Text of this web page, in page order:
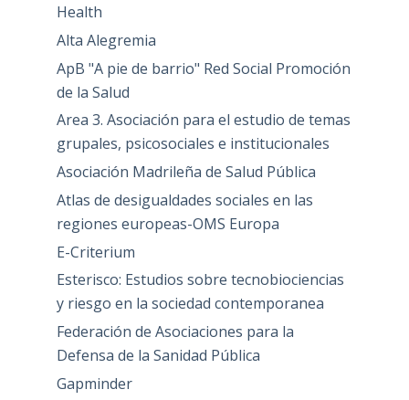
Health
Alta Alegremia
ApB "A pie de barrio" Red Social Promoción
de la Salud
Area 3. Asociación para el estudio de temas
grupales, psicosociales e institucionales
Asociación Madrileña de Salud Pública
Atlas de desigualdades sociales en las
regiones europeas-OMS Europa
E-Criterium
Esterisco: Estudios sobre tecnobiociencias
y riesgo en la sociedad contemporanea
Federación de Asociaciones para la
Defensa de la Sanidad Pública
Gapminder